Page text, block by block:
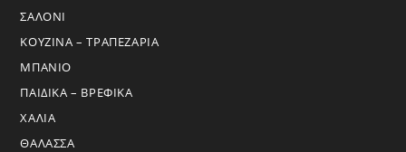
ΣΑΛΟΝΙ
ΚΟΥΖΙΝΑ – ΤΡΑΠΕΖΑΡΙΑ
ΜΠΑΝΙΟ
ΠΑΙΔΙΚΑ – ΒΡΕΦΙΚΑ
ΧΑΛΙΑ
ΘΑΛΑΣΣΑ